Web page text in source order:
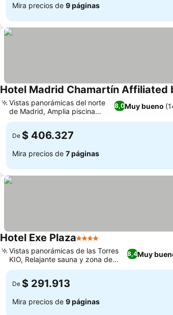
Mira precios de 9 páginas
Hotel Madrid Chamartín Affiliated
8,0Muy bueno
Vistas panorámicas del norte
de Madrid, Amplia piscina
exterior
De $ 406.327
Mira precios de 7 páginas
Hotel Exe Plaza4 Estrellas
8,4Muy
Vistas panorámicas de las Torres
KIO, Relajante sauna y zona de
bienestar
De $ 291.913
Mira precios de 9 páginas